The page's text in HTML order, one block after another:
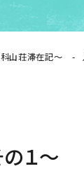
山荘滞在記〜
１〜